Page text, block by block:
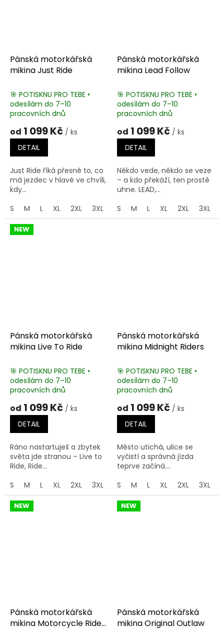
Pánská motorkářská
mikina Just Ride
🎯 POTISKNU PRO TEBE •
odesílám do 7–10
pracovních dnů
od 1 099 Kč / ks
DETAIL
Just Ride říká přesně to, co
má jezdec v hlavě ve chvíli,
kdy...
S
M L XL 2XL 3XL 4XL 5XL
Pánská motorkářská
mikina Lead Follow
🎯 POTISKNU PRO TEBE •
odesílám do 7–10
pracovních dnů
od 1 099 Kč / ks
DETAIL
Někdo vede, někdo se veze
– a kdo překáží, ten prostě
uhne. LEAD,...
S
M L XL 2XL 3XL
NEW
Pánská motorkářská
mikina Live To Ride
🎯 POTISKNU PRO TEBE •
odesílám do 7–10
pracovních dnů
od 1 099 Kč / ks
DETAIL
Ráno nastartuješ a zbytek
světa jde stranou – Live to
Ride, Ride...
S
M L XL 2XL 3XL 4XL 5XL
Pánská motorkářská
mikina Midnight Riders
🎯 POTISKNU PRO TEBE •
odesílám do 7–10
pracovních dnů
od 1 099 Kč / ks
DETAIL
Město utichá, ulice se
vyčistí a správná jízda
teprve začíná....
S
M L XL 2XL 3XL
NEW
Pánská motorkářská
mikina Motorcycle Rider
NEW
Pánská motorkářská
mikina Original Outlaw